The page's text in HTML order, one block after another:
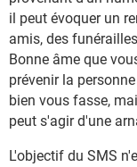
il peut évoquer un
amis, des
Bonne âme que
prévenir la
bien vous fasse,
peut s'agir d'une
L'objectif du SMS